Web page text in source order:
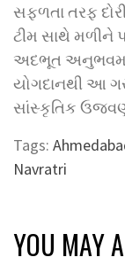
સફળતા તરફ
ટીમ સાથે મળીને
અદભૂત અનુભવમાં
યોગદાનથી આ
સાંસ્કૃતિક
Tags:
Navratri
YOU MAY